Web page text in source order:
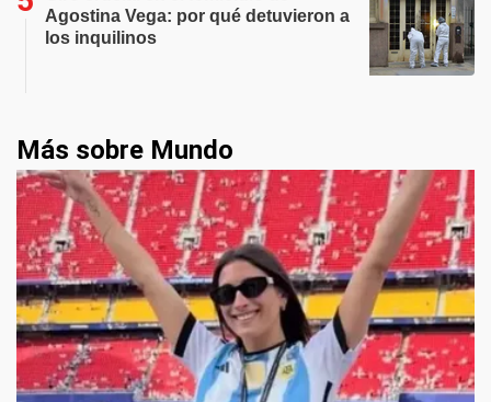
Agostina Vega: por qué detuvieron a
los inquilinos
Más sobre Mundo